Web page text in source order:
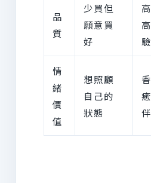
品
質
少買但
願意買
好
驗
情
緒
價
值
想照顧
自己的
狀態
伴